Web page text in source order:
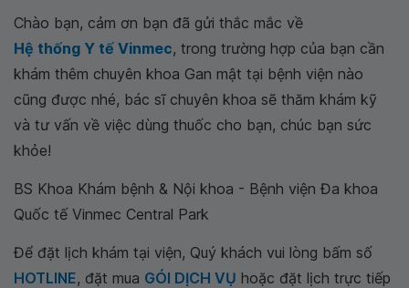
Chào bạn, cảm ơn bạn đã gửi thắc mắc về
Hệ thống Y tế Vinmec, trong trường hợp của bạn cần
khám thêm chuyên khoa Gan mật tại bệnh viện nào
cũng được nhé, bác sĩ chuyên khoa sẽ thăm khám kỹ
và tư vấn về việc dùng thuốc cho bạn, chúc bạn sức
khỏe!
BS Khoa Khám bệnh & Nội khoa - Bệnh viện Đa khoa
Quốc tế Vinmec Central Park
Để đặt lịch khám tại viện, Quý khách vui lòng bấm số
HOTLINE, đặt mua GÓI DỊCH VỤ hoặc đặt lịch trực tiếp